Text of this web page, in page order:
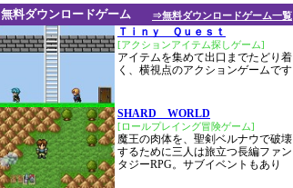
⇒無料ダウンロードゲーム一覧
無料ダウンロードゲーム
Ｔｉｎｙ Ｑｕｅｓｔ
[アクションアイテム探しゲーム]
アイテムを集めて出口までたどり着
く、横視点のアクションゲームです
SHARD WORLD
[ロールプレイング冒険ゲーム]
魔王の肉体を、聖剣ベルナウで破壊
するために三人は旅立つ長編ファン
タジーRPG。サブイベントもあり